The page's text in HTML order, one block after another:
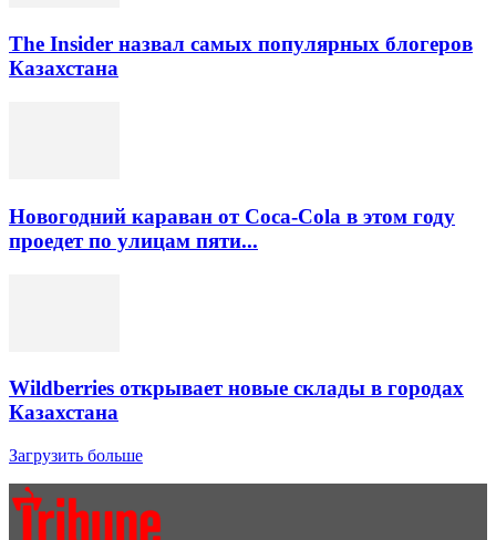
The Insider назвал самых популярных блогеров
Казахстана
Новогодний караван от Coca-Cola в этом году
проедет по улицам пяти...
Wildberries открывает новые склады в городах
Казахстана
Загрузить больше